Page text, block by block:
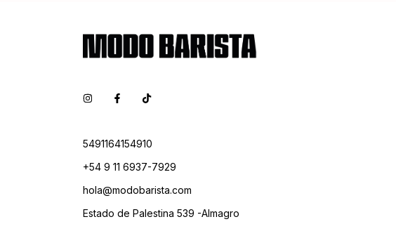
5491164154910
+54 9 11 6937-7929
hola@modobarista.com
Estado de Palestina 539 -Almagro